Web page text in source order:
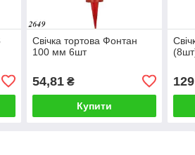
Свічка тортова Фонтан
100 мм 6шт
54,81₴
Купити